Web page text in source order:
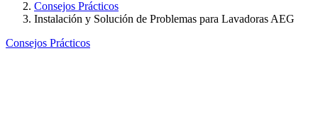
Consejos Prácticos
Instalación y Solución de Problemas para Lavadoras AEG
Consejos Prácticos